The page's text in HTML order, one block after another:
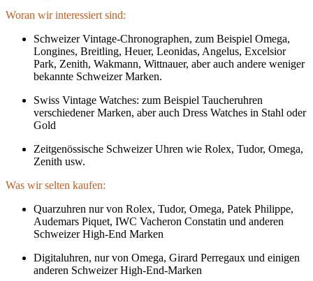
Woran wir interessiert sind:
Schweizer Vintage-Chronographen, zum Beispiel Omega,
Longines, Breitling, Heuer, Leonidas, Angelus, Excelsior
Park, Zenith, Wakmann, Wittnauer, aber auch andere weniger
bekannte Schweizer Marken.
Swiss Vintage Watches: zum Beispiel Taucheruhren
verschiedener Marken, aber auch Dress Watches in Stahl oder
Gold
Zeitgenössische Schweizer Uhren wie Rolex, Tudor, Omega,
Zenith usw.
Was wir selten kaufen:
Quarzuhren nur von Rolex, Tudor, Omega, Patek Philippe,
Audemars Piquet, IWC Vacheron Constatin und anderen
Schweizer High-End Marken
Digitaluhren, nur von Omega, Girard Perregaux und einigen
anderen Schweizer High-End-Marken